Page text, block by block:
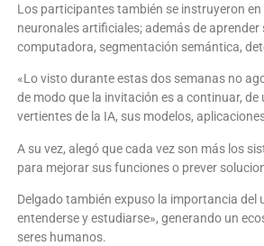
Los participantes también se instruyeron
neuronales artificiales; además de
computadora, segmentación semántica,
«Lo visto durante estas dos semanas no
de modo que la invitación es a continuar,
vertientes de la IA, sus modelos,
A su vez, alegó que cada vez son más los
para mejorar sus funciones o prever
Delgado también expuso la importancia del
entenderse y estudiarse», generando un
seres humanos.